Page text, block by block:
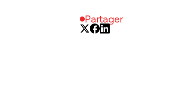
Partager